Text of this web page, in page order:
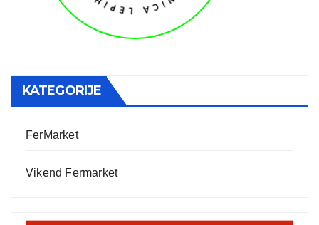
KATEGORIJE
FerMarket
Vikend Fermarket